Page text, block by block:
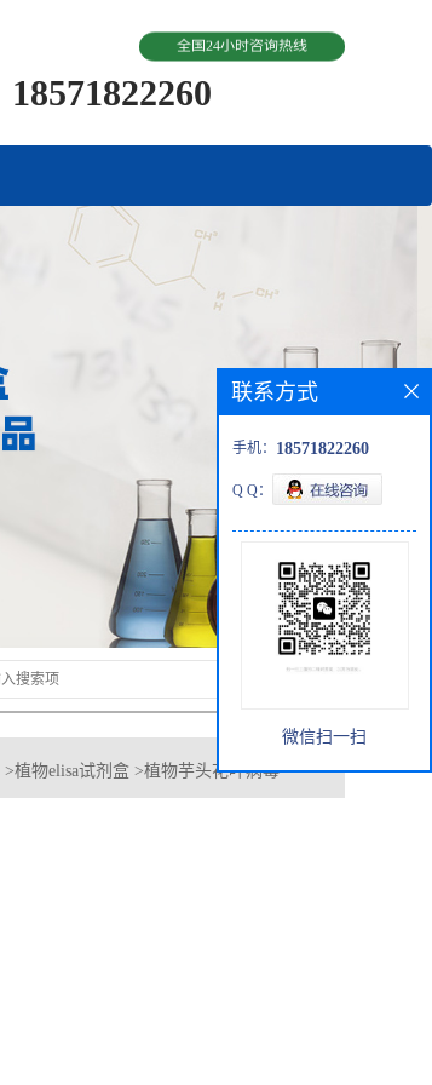
全国24小时咨询热线
18571822260
>植物elisa试剂盒 >植物芋头花叶病毒
联系方式
手机： 18571822260
Q Q：
微信扫一扫